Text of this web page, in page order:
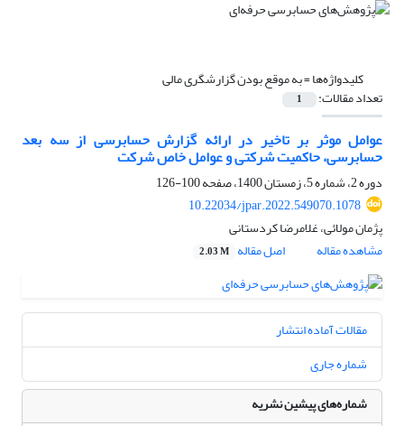
کلیدواژه‌ها =به موقع بودن گزارشگری مالی
تعداد مقالات: 1
عوامل موثر بر تاخیر در ارائه گزارش حسابرسی از سه بعد
حسابرسی، حاکمیت شرکتی و عوامل خاص شرکت
دوره 2، شماره 5، زمستان 1400، صفحه
100-126
10.22034/jpar.2022.549070.1078
پژمان مولائی، غلامرضا کردستانی
مشاهده مقاله
اصل مقاله 2.03 M
مقالات آماده انتشار
شماره جاری
شماره‌های پیشین نشریه